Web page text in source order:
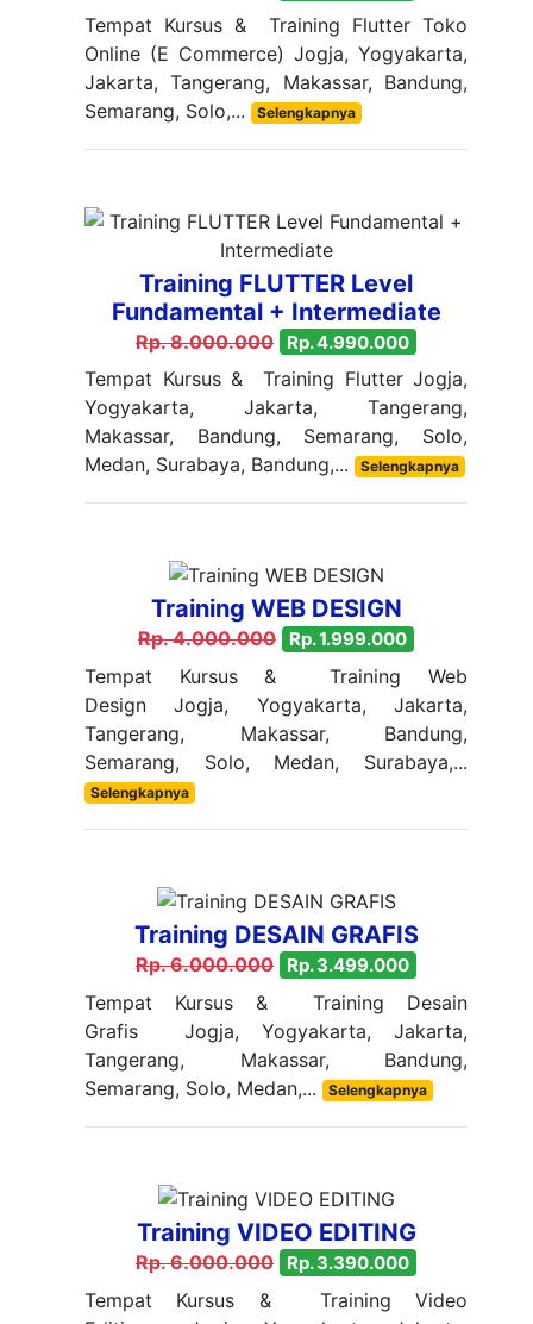
Tempat Kursus & Training Flutter Toko
Online (E Commerce) Jogja, Yogyakarta,
Jakarta, Tangerang, Makassar, Bandung,
Semarang, Solo,...
Selengkapnya
Training FLUTTER Level
Fundamental + Intermediate
Rp. 8.000.000 Rp. 4.990.000
Tempat Kursus & Training Flutter Jogja,
Yogyakarta, Jakarta, Tangerang,
Makassar, Bandung, Semarang, Solo,
Medan, Surabaya, Bandung,...
Selengkapnya
Training WEB DESIGN
Rp. 4.000.000 Rp. 1.999.000
Tempat Kursus & Training Web
Design Jogja, Yogyakarta, Jakarta,
Tangerang, Makassar, Bandung,
Semarang, Solo, Medan, Surabaya,...
Selengkapnya
Training DESAIN GRAFIS
Rp. 6.000.000 Rp. 3.499.000
Tempat Kursus & Training Desain
Grafis Jogja, Yogyakarta, Jakarta,
Tangerang, Makassar, Bandung,
Semarang, Solo, Medan,...
Selengkapnya
Training VIDEO EDITING
Rp. 6.000.000 Rp. 3.390.000
Tempat Kursus & Training Video